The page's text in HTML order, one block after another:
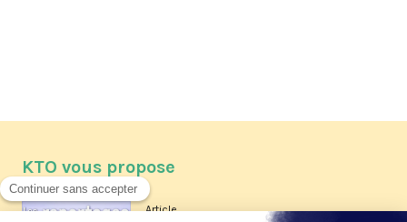
KTO vous propose
Article